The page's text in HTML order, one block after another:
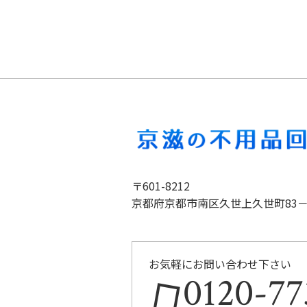
〒601-8212
京都府京都市南区久世上久世町83
お気軽にお問い合わせ下さい
0120-